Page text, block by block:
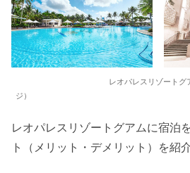
レオパレスリゾートグアム（プ
ジ）
レオパレスリゾートグアムに宿泊
ト（メリット・デメリット）を紹